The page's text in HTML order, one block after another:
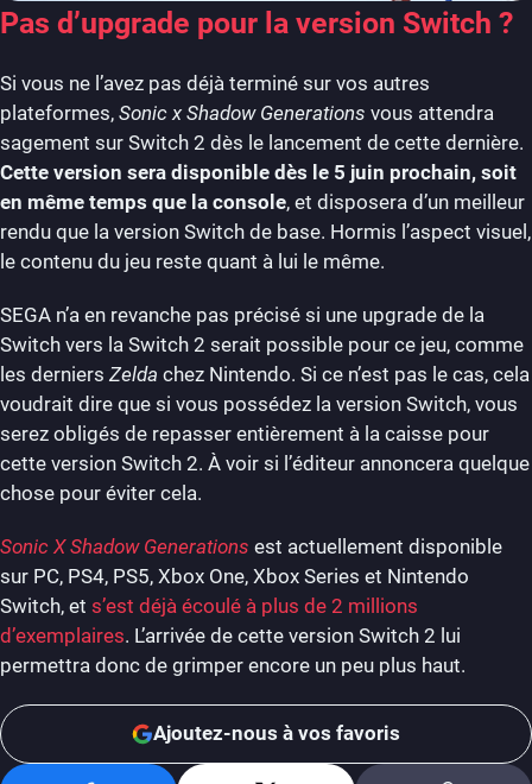
Pas d’upgrade pour la version Switch ?
Si vous ne l’avez pas déjà terminé sur vos autres
plateformes, Sonic x Shadow Generations vous attendra
sagement sur Switch 2 dès le lancement de cette dernière.
Cette version sera disponible dès le 5 juin prochain, soit
en même temps que la console, et disposera d’un meilleur
rendu que la version Switch de base. Hormis l’aspect visuel,
le contenu du jeu reste quant à lui le même.
SEGA n’a en revanche pas précisé si une upgrade de la
Switch vers la Switch 2 serait possible pour ce jeu, comme
les derniers Zelda chez Nintendo. Si ce n’est pas le cas, cela
voudrait dire que si vous possédez la version Switch, vous
serez obligés de repasser entièrement à la caisse pour
cette version Switch 2. À voir si l’éditeur annoncera quelque
chose pour éviter cela.
Sonic X Shadow Generations est actuellement disponible
sur PC, PS4, PS5, Xbox One, Xbox Series et Nintendo
Switch, et s’est déjà écoulé à plus de 2 millions
d’exemplaires. L’arrivée de cette version Switch 2 lui
permettra donc de grimper encore un peu plus haut.
Ajoutez-nous à vos favoris